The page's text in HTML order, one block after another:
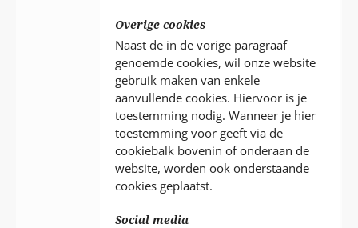
Overige cookies
Naast de in de vorige paragraaf
genoemde cookies, wil onze website
gebruik maken van enkele
aanvullende cookies. Hiervoor is je
toestemming nodig. Wanneer je hier
toestemming voor geeft via de
cookiebalk bovenin of onderaan de
website, worden ook onderstaande
cookies geplaatst.
Social media